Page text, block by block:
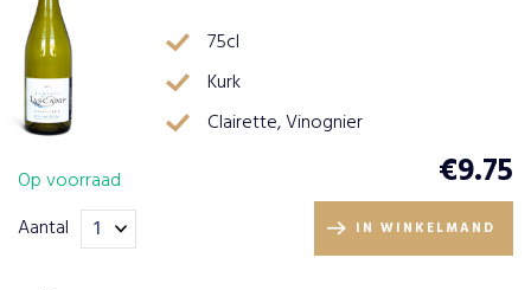
75cl
Kurk
Clairette, Vinognier
Op voorraad
€9.75
Aantal IN WINKELMAND